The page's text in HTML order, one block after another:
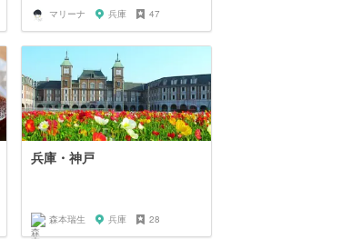
マリーナ 兵庫 47
兵庫・神戸
森本瑞生 兵庫 28